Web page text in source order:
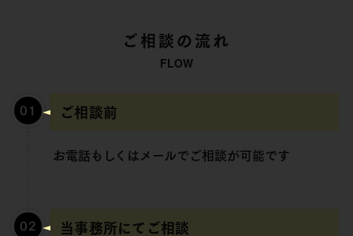
ご相談の流れ
ご相談前
お電話もしくは メールでご相談が可能です
当事務所にてご相談